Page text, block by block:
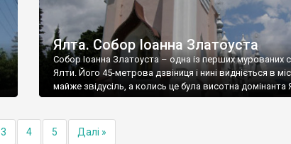
Ялта. Собор Іоанна Златоуста
Собор Іоанна Златоуста – одна із перших мурованих
Ялти. Його 45-метрова дзвіниця і нині видніється в
майже звідусіль, а колись це була висотна домінанта
3 4 5 Далі »